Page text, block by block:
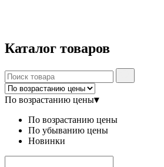
Каталог товаров
По возрастанию цены▾
По возрастанию цены
По убыванию цены
Новинки